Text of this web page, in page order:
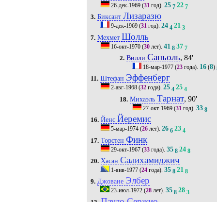
26-дек-1969(31 год). 25 7 22 7
3. Биксант Лизаразю
9-дек-1969(31год). 24 4 21 3
7. Мехмет Шолль
16-окт-1970(30лет). 41 8 37 7
2. Вилли Саньоль, 84'
18-мар-1977 (23 года). 16 (8)
11. Штефан Эффенберг
2-авг-1968(32года). 25 4 25 4
18. Михаэль Тарнат, 90'
27-окт-1969 (31 год).33 8
16. Йенс Йеремис
5-мар-1974(26лет). 26 6 23 4
17. Торстен Финк
29-окт-1967(33года). 35 8 24 8
20. Хасан Салихамиджич
1-янв-1977(24года). 35 8 21 8
9. Джоване Элбер
23-июл-1972(28лет). 35 8 28 3